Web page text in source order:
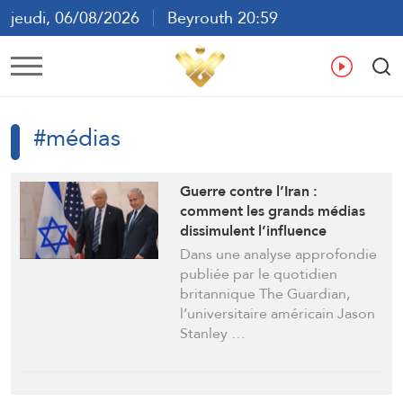
jeudi, 06/08/2026
Beyrouth 20:59
ع
#médias
Guerre contre l’Iran :
comment les grands médias
dissimulent l’influence
israélienne sur les décisions
américaines
Dans une analyse approfondie
publiée par le quotidien
britannique The Guardian,
l’universitaire américain Jason
Stanley …